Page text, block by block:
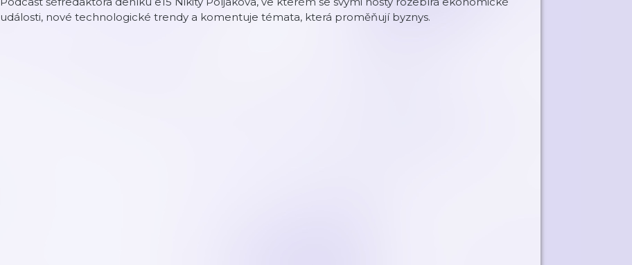
události, nové technologické trendy a komentuje témata, která proměňují byznys.